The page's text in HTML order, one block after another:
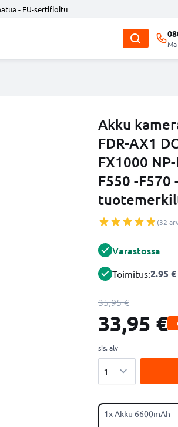
- EU-sertifioitu
Akku
FDR-AX1
FX1000
F550 -F570
(32
Varastossa
Toimitus:2.95 €
35,95 €
33,95 €
sis. alv
1x Akku 6600mAh